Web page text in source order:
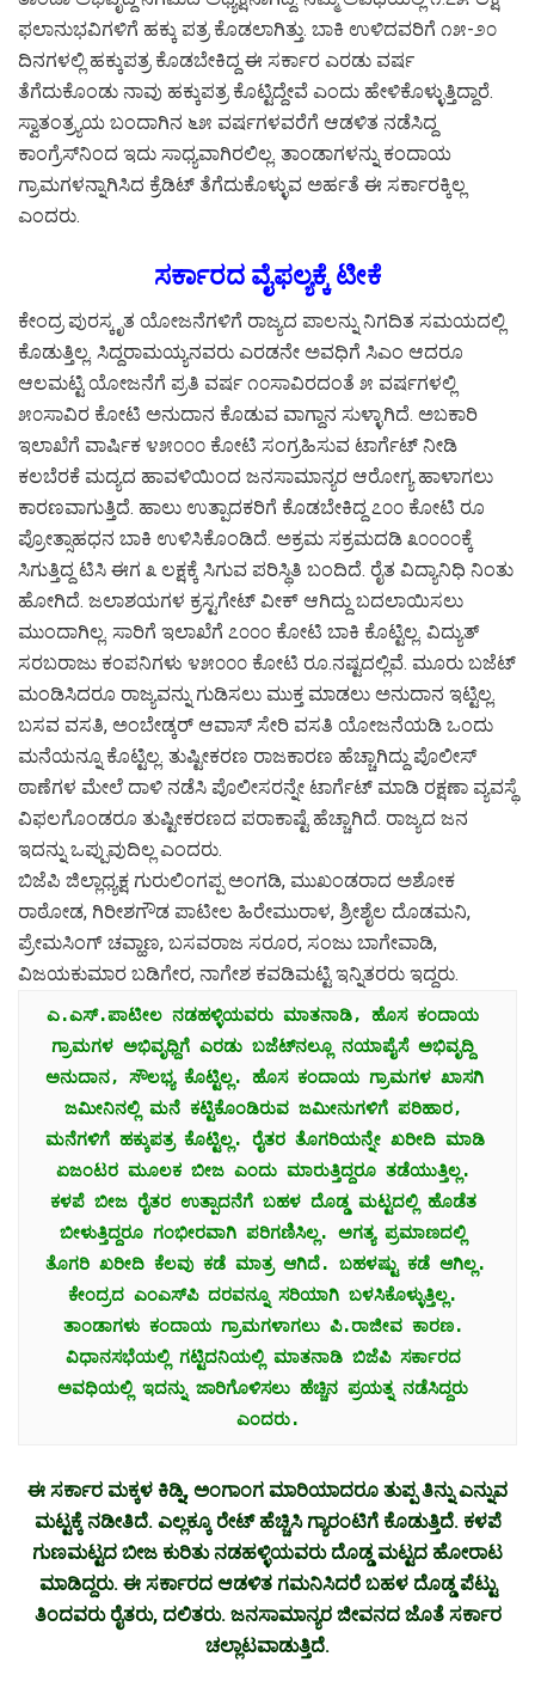
ಫಲಾನುಭವಿಗಳಿಗೆ ಹಕ್ಕು ಪತ್ರ ಕೊಡಲಾಗಿತ್ತು. ಬಾಕಿ ಉಳಿದವರಿಗೆ ೧೫-೨೦
ದಿನಗಳಲ್ಲಿ ಹಕ್ಕುಪತ್ರ ಕೊಡಬೇಕಿದ್ದ ಈ ಸರ್ಕಾರ ಎರಡು ವರ್ಷ
ತೆಗೆದುಕೊಂಡು ನಾವು ಹಕ್ಕುಪತ್ರ ಕೊಟ್ಟಿದ್ದೇವೆ ಎಂದು ಹೇಳಿಕೊಳ್ಳುತ್ತಿದ್ದಾರೆ.
ಸ್ವಾತಂತ್ರ್ಯಯ ಬಂದಾಗಿನ ೬೫ ವರ್ಷಗಳವರೆಗೆ ಆಡಳಿತ ನಡೆಸಿದ್ದ
ಕಾಂಗ್ರೆಸ್‌ನಿಂದ ಇದು ಸಾಧ್ಯವಾಗಿರಲಿಲ್ಲ. ತಾಂಡಾಗಳನ್ನು ಕಂದಾಯ
ಗ್ರಾಮಗಳನ್ನಾಗಿಸಿದ ಕ್ರೆಡಿಟ್ ತೆಗೆದುಕೊಳ್ಳುವ ಅರ್ಹತೆ ಈ ಸರ್ಕಾರಕ್ಕಿಲ್ಲ
ಎಂದರು.
ಸರ್ಕಾರದ ವೈಫಲ್ಯಕ್ಕೆ ಟೀಕೆ
ಕೇಂದ್ರ ಪುರಸ್ಕೃತ ಯೋಜನೆಗಳಿಗೆ ರಾಜ್ಯದ ಪಾಲನ್ನು ನಿಗದಿತ ಸಮಯದಲ್ಲಿ
ಕೊಡುತ್ತಿಲ್ಲ. ಸಿದ್ದರಾಮಯ್ಯನವರು ಎರಡನೇ ಅವಧಿಗೆ ಸಿಎಂ ಆದರೂ
ಆಲಮಟ್ಟಿ ಯೋಜನೆಗೆ ಪ್ರತಿ ವರ್ಷ ೧೦ಸಾವಿರದಂತೆ ೫ ವರ್ಷಗಳಲ್ಲಿ
೫೦ಸಾವಿರ ಕೋಟಿ ಅನುದಾನ ಕೊಡುವ ವಾಗ್ದಾನ ಸುಳ್ಳಾಗಿದೆ. ಅಬಕಾರಿ
ಇಲಾಖೆಗೆ ವಾರ್ಷಿಕ ೪೫೦೦೦ ಕೋಟಿ ಸಂಗ್ರಹಿಸುವ ಟಾರ್ಗೆಟ್ ನೀಡಿ
ಕಲಬೆರಕೆ ಮದ್ಯದ ಹಾವಳಿಯಿಂದ ಜನಸಾಮಾನ್ಯರ ಆರೋಗ್ಯ ಹಾಳಾಗಲು
ಕಾರಣವಾಗುತ್ತಿದೆ. ಹಾಲು ಉತ್ಪಾದಕರಿಗೆ ಕೊಡಬೇಕಿದ್ದ ೭೦೦ ಕೋಟಿ ರೂ
ಪ್ರೋತ್ಸಾಹಧನ ಬಾಕಿ ಉಳಿಸಿಕೊಂಡಿದೆ. ಅಕ್ರಮ ಸಕ್ರಮದಡಿ ೩೦೦೦೦ಕ್ಕೆ
ಸಿಗುತ್ತಿದ್ದ ಟಿಸಿ ಈಗ ೩ ಲಕ್ಷಕ್ಕೆ ಸಿಗುವ ಪರಿಸ್ಥಿತಿ ಬಂದಿದೆ. ರೈತ ವಿದ್ಯಾನಿಧಿ ನಿಂತು
ಹೋಗಿದೆ. ಜಲಾಶಯಗಳ ಕ್ರಸ್ಟಗೇಟ್ ವೀಕ್ ಆಗಿದ್ದು ಬದಲಾಯಿಸಲು
ಮುಂದಾಗಿಲ್ಲ. ಸಾರಿಗೆ ಇಲಾಖೆಗೆ ೭೦೦೦ ಕೋಟಿ ಬಾಕಿ ಕೊಟ್ಟಿಲ್ಲ. ವಿದ್ಯುತ್
ಸರಬರಾಜು ಕಂಪನಿಗಳು ೪೫೦೦೦ ಕೋಟಿ ರೂ.ನಷ್ಟದಲ್ಲಿವೆ. ಮೂರು ಬಜೆಟ್
ಮಂಡಿಸಿದರೂ ರಾಜ್ಯವನ್ನು ಗುಡಿಸಲು ಮುಕ್ತ ಮಾಡಲು ಅನುದಾನ ಇಟ್ಟಿಲ್ಲ.
ಬಸವ ವಸತಿ, ಅಂಬೇಡ್ಕರ್ ಆವಾಸ್ ಸೇರಿ ವಸತಿ ಯೋಜನೆಯಡಿ ಒಂದು
ಮನೆಯನ್ನೂ ಕೊಟ್ಟಿಲ್ಲ. ತುಷ್ಟೀಕರಣ ರಾಜಕಾರಣ ಹೆಚ್ಚಾಗಿದ್ದು ಪೊಲೀಸ್
ಠಾಣೆಗಳ ಮೇಲೆ ದಾಳಿ ನಡೆಸಿ ಪೊಲೀಸರನ್ನೇ ಟಾರ್ಗೆಟ್ ಮಾಡಿ ರಕ್ಷಣಾ ವ್ಯವಸ್ಥೆ
ವಿಫಲಗೊಂಡರೂ ತುಷ್ಟೀಕರಣದ ಪರಾಕಾಷ್ಟೆ ಹೆಚ್ಚಾಗಿದೆ. ರಾಜ್ಯದ ಜನ
ಇದನ್ನು ಒಪ್ಪುವುದಿಲ್ಲ ಎಂದರು.
ಬಿಜೆಪಿ ಜಿಲ್ಲಾಧ್ಯಕ್ಷ ಗುರುಲಿಂಗಪ್ಪ ಅಂಗಡಿ, ಮುಖಂಡರಾದ ಅಶೋಕ
ರಾಠೋಡ, ಗಿರೀಶಗೌಡ ಪಾಟೀಲ ಹಿರೇಮುರಾಳ, ಶ್ರೀಶೈಲ ದೊಡಮನಿ,
ಪ್ರೇಮಸಿಂಗ್ ಚವ್ಹಾಣ, ಬಸವರಾಜ ಸರೂರ, ಸಂಜು ಬಾಗೇವಾಡಿ,
ವಿಜಯಕುಮಾರ ಬಡಿಗೇರ, ನಾಗೇಶ ಕವಡಿಮಟ್ಟಿ ಇನ್ನಿತರರು ಇದ್ದರು.
ಎ.ಎಸ್.ಪಾಟೀಲ ನಡಹಳ್ಳಿಯವರು ಮಾತನಾಡಿ, ಹೊಸ ಕಂದಾಯ
ಗ್ರಾಮಗಳ ಅಭಿವೃಧ್ದಿಗೆ ಎರಡು ಬಜೆಟ್‌ನಲ್ಲೂ ನಯಾಪೈಸೆ ಅಭಿವೃದ್ದಿ
ಅನುದಾನ, ಸೌಲಭ್ಯ ಕೊಟ್ಟಿಲ್ಲ. ಹೊಸ ಕಂದಾಯ ಗ್ರಾಮಗಳ ಖಾಸಗಿ
ಜಮೀನಿನಲ್ಲಿ ಮನೆ ಕಟ್ಟಿಕೊಂಡಿರುವ ಜಮೀನುಗಳಿಗೆ ಪರಿಹಾರ,
ಮನೆಗಳಿಗೆ ಹಕ್ಕುಪತ್ರ ಕೊಟ್ಟಿಲ್ಲ. ರೈತರ ತೊಗರಿಯನ್ನೇ ಖರೀದಿ ಮಾಡಿ
ಏಜಂಟರ ಮೂಲಕ ಬೀಜ ಎಂದು ಮಾರುತ್ತಿದ್ದರೂ ತಡೆಯುತ್ತಿಲ್ಲ.
ಕಳಪೆ ಬೀಜ ರೈತರ ಉತ್ಪಾದನೆಗೆ ಬಹಳ ದೊಡ್ಡ ಮಟ್ಟದಲ್ಲಿ ಹೊಡೆತ
ಬೀಳುತ್ತಿದ್ದರೂ ಗಂಭೀರವಾಗಿ ಪರಿಗಣಿಸಿಲ್ಲ. ಅಗತ್ಯ ಪ್ರಮಾಣದಲ್ಲಿ
ತೊಗರಿ ಖರೀದಿ ಕೆಲವು ಕಡೆ ಮಾತ್ರ ಆಗಿದೆ. ಬಹಳಷ್ಟು ಕಡೆ ಆಗಿಲ್ಲ.
ಕೇಂದ್ರದ ಎಂಎಸ್‌ಪಿ ದರವನ್ನೂ ಸರಿಯಾಗಿ ಬಳಸಿಕೊಳ್ಳುತ್ತಿಲ್ಲ.
ತಾಂಡಾಗಳು ಕಂದಾಯ ಗ್ರಾಮಗಳಾಗಲು ಪಿ.ರಾಜೀವ ಕಾರಣ.
ವಿಧಾನಸಭೆಯಲ್ಲಿ ಗಟ್ಟಿದನಿಯಲ್ಲಿ ಮಾತನಾಡಿ ಬಿಜೆಪಿ ಸರ್ಕಾರದ
ಅವಧಿಯಲ್ಲಿ ಇದನ್ನು ಜಾರಿಗೊಳಿಸಲು ಹೆಚ್ಚಿನ ಪ್ರಯತ್ನ ನಡೆಸಿದ್ದರು
ಎಂದರು.
ಈ ಸರ್ಕಾರ ಮಕ್ಕಳ ಕಿಡ್ನಿ, ಅಂಗಾಂಗ ಮಾರಿಯಾದರೂ ತುಪ್ಪ ತಿನ್ನು ಎನ್ನುವ
ಮಟ್ಟಕ್ಕೆ ನಡೀತಿದೆ. ಎಲ್ಲಕ್ಕೂ ರೇಟ್ ಹೆಚ್ಚಿಸಿ ಗ್ಯಾರಂಟಿಗೆ ಕೊಡುತ್ತಿದೆ. ಕಳಪೆ
ಗುಣಮಟ್ಟದ ಬೀಜ ಕುರಿತು ನಡಹಳ್ಳಿಯವರು ದೊಡ್ಡ ಮಟ್ಟದ ಹೋರಾಟ
ಮಾಡಿದ್ದರು. ಈ ಸರ್ಕಾರದ ಆಡಳಿತ ಗಮನಿಸಿದರೆ ಬಹಳ ದೊಡ್ಡ ಪೆಟ್ಟು
ತಿಂದವರು ರೈತರು, ದಲಿತರು. ಜನಸಾಮಾನ್ಯರ ಜೀವನದ ಜೊತೆ ಸರ್ಕಾರ
ಚಲ್ಲಾಟವಾಡುತ್ತಿದೆ.